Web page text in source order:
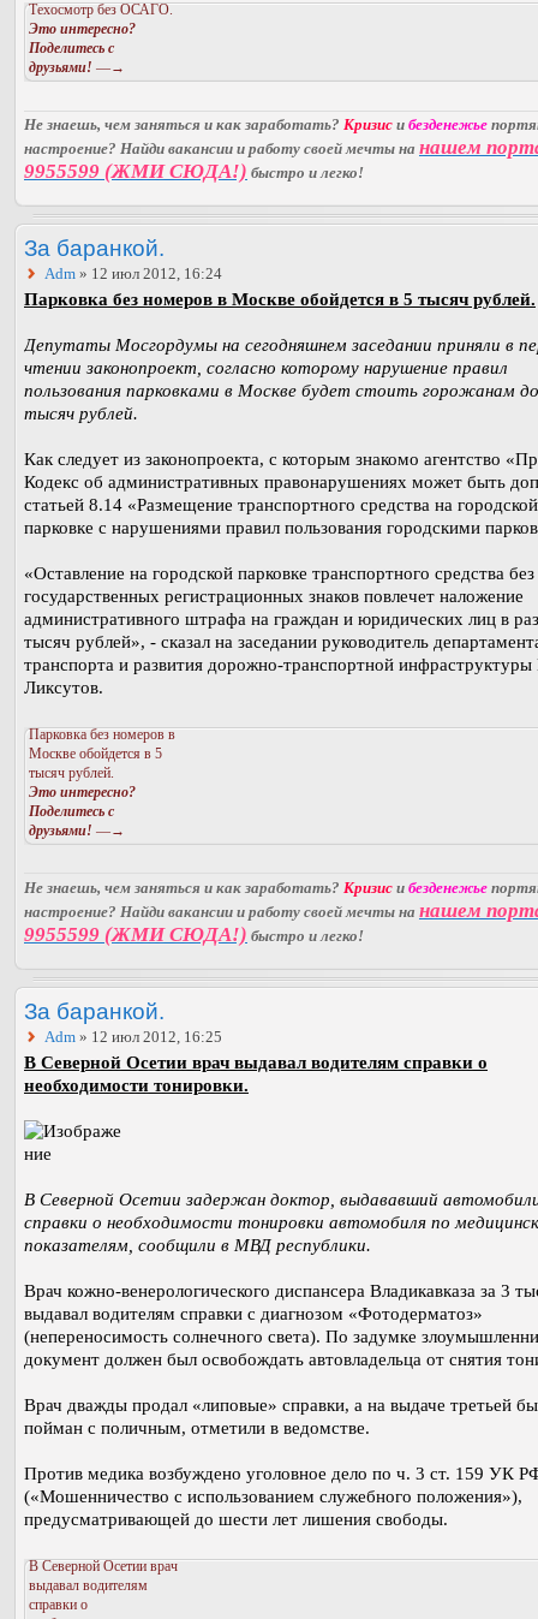
Техосмотр без ОСАГО.
Это интересно?
Поделитесь с
друзьями! —→
Не знаешь, чем заняться и как заработать? Кризис и безденежье
настроение? Найди вакансии и работу своей мечты на нашем
9955599 (ЖМИ СЮДА!) быстро и легко!
За баранкой.
Adm » 12 июл 2012, 16:24
Парковка без номеров в Москве обойдется в 5 тысяч рублей.
Депутаты Мосгордумы на сегодняшнем заседании приняли в
чтении законопроект, согласно которому нарушение правил
пользования парковками в Москве будет стоить горожанам
тысяч рублей.
Как следует из законопроекта, с которым знакомо агентство
Кодекс об административных правонарушениях может быть
статьей 8.14 «Размещение транспортного средства на городской
парковке с нарушениями правил пользования городскими
«Оставление на городской парковке транспортного средства без
государственных регистрационных знаков повлечет наложение
административного штрафа на граждан и юридических лиц в
тысяч рублей», - сказал на заседании руководитель
транспорта и развития дорожно-транспортной
Ликсутов.
Парковка без номеров в
Москве обойдется в 5
тысяч рублей.
Это интересно?
Поделитесь с
друзьями! —→
Не знаешь, чем заняться и как заработать? Кризис и безденежье
настроение? Найди вакансии и работу своей мечты на нашем
9955599 (ЖМИ СЮДА!) быстро и легко!
За баранкой.
Adm » 12 июл 2012, 16:25
В Северной Осетии врач выдавал водителям справки о
необходимости тонировки.
В Северной Осетии задержан доктор, выдававший
справки о необходимости тонировки автомобиля по
показателям, сообщили в МВД республики.
Врач кожно-венерологического диспансера Владикавказа за 3
выдавал водителям справки с диагнозом «Фотодерматоз»
(непереносимость солнечного света). По задумке
документ должен был освобождать автовладельца от снятия
Врач дважды продал «липовые» справки, а на выдаче третьей
пойман с поличным, отметили в ведомстве.
Против медика возбуждено уголовное дело по ч. 3 ст. 159 УК
(«Мошенничество с использованием служебного положения»),
предусматривающей до шести лет лишения свободы.
В Северной Осетии врач
выдавал водителям
справки о